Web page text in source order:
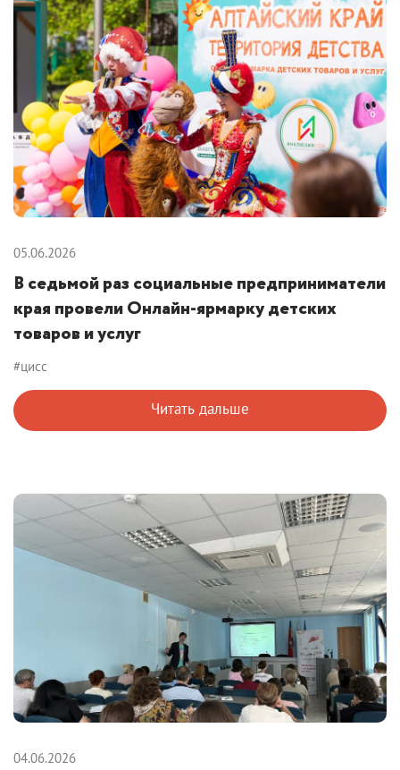
05.06.2026
В седьмой раз социальные предприниматели
края провели Онлайн-ярмарку детских
товаров и услуг
#цисс
Читать дальше
04.06.2026